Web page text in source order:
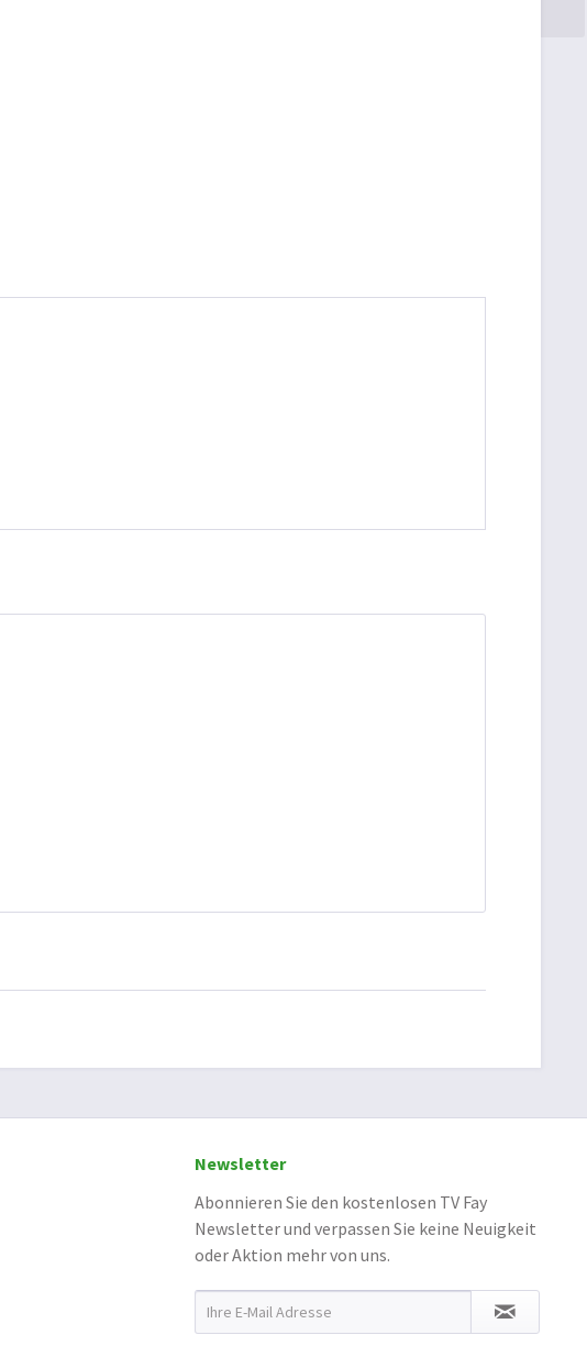
Newsletter
Abonnieren Sie den kostenlosen TV Fay
Newsletter und verpassen Sie keine Neuigkeit
oder Aktion mehr von uns.